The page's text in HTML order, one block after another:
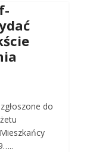
do